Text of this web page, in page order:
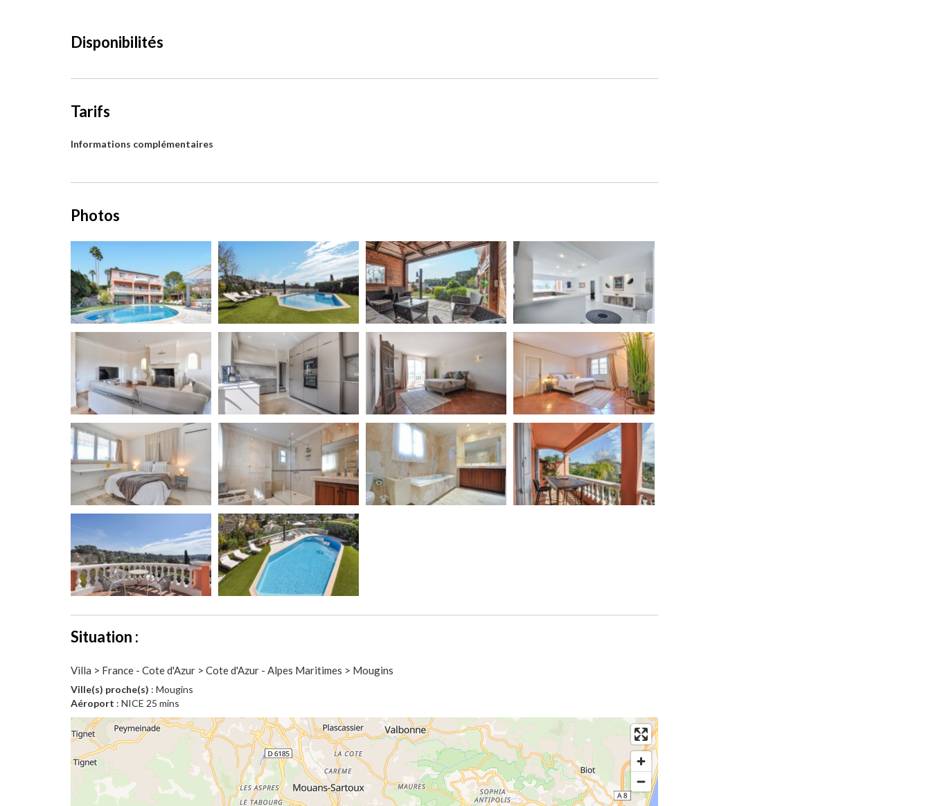
Disponibilités
Tarifs
Informations complémentaires
Photos
Situation :
Villa > France - Cote d'Azur > Cote d'Azur - Alpes Maritimes > Mougins
Ville(s) proche(s) : Mougins
Aéroport : NICE 25 mins